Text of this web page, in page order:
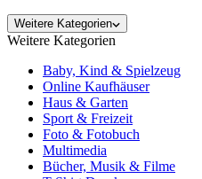
Weitere Kategorien
Weitere Kategorien
Baby, Kind & Spielzeug
Online Kaufhäuser
Haus & Garten
Sport & Freizeit
Foto & Fotobuch
Multimedia
Bücher, Musik & Filme